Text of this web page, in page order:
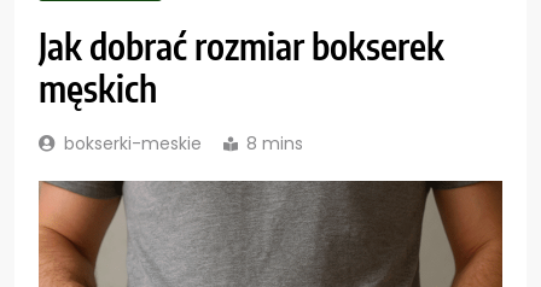
Jak dobrać rozmiar bokserek
męskich
bokserki-meskie 8 mins